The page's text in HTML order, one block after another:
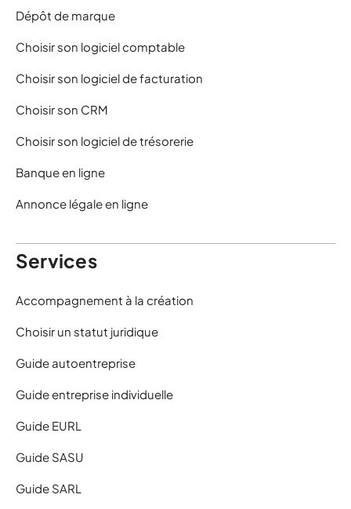
Dépôt de marque
Choisir son logiciel comptable
Choisir son logiciel de facturation
Choisir son CRM
Choisir son logiciel de trésorerie
Banque en ligne
Annonce légale en ligne
Services
Accompagnement à la création
Choisir un statut juridique
Guide autoentreprise
Guide entreprise individuelle
Guide EURL
Guide SASU
Guide SARL